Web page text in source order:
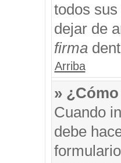
todos
dejar de
firma
Arriba
»
Cuando
debe